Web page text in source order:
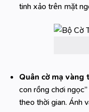
tinh xảo trên mặt
Quân cờ mạ vàng
con rồng chơi
theo thời gian. Ánh